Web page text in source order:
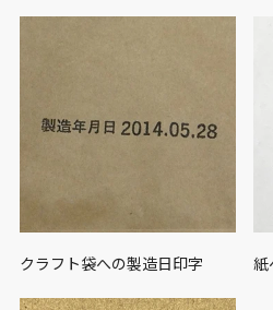
クラフト袋への製造日印字 紙